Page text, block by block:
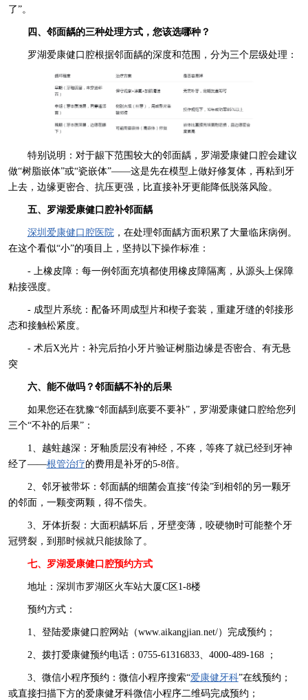
了”。
四、邻面龋的三种处理方式，您该选哪种？
罗湖爱康健口腔根据邻面龋的深度和范围，分为三个层级处理：
特别说明：对于龈下范围较大的邻面龋，罗湖爱康健口腔会建议
做“树脂嵌体”或“瓷嵌体”——这是先在模型上做好修复体，再粘到牙
上去，边缘更密合、抗压更强，比直接补牙更能降低脱落风险。
五、罗湖爱康健口腔补邻面龋
深圳爱康健口腔医院，在处理邻面龋方面积累了大量临床病例。
在这个看似“小”的项目上，坚持以下操作标准：
- 上橡皮障：每一例邻面充填都使用橡皮障隔离，从源头上保障
粘接强度。
- 成型片系统：配备环周成型片和楔子套装，重建牙缝的邻接形
态和接触松紧度。
- 术后X光片：补完后拍小牙片验证树脂边缘是否密合、有无悬
突
六、能不做吗？邻面龋不补的后果
如果您还在犹豫“邻面龋到底要不要补”，罗湖爱康健口腔给您列
三个“不补的后果”：
1、越蛀越深：牙釉质层没有神经，不疼，等疼了就已经到牙神
经了——根管治疗的费用是补牙的5-8倍。
2、邻牙被带坏：邻面龋的细菌会直接“传染”到相邻的另一颗牙
的邻面，一颗变两颗，得不偿失。
3、牙体折裂：大面积龋坏后，牙壁变薄，咬硬物时可能整个牙
冠劈裂，到那时候就只能拔除了。
七、罗湖爱康健口腔预约方式
地址：深圳市罗湖区火车站大厦C区1-8楼
预约方式：
1、登陆爱康健口腔网站（www.aikangjian.net/）完成预约；
2、拨打爱康健预约电话：0755-61316833、4000-489-168 ；
3、微信小程序预约：微信小程序搜索“爱康健牙科”在线预约；
或直接扫描下方的爱康健牙科微信小程序二维码完成预约；